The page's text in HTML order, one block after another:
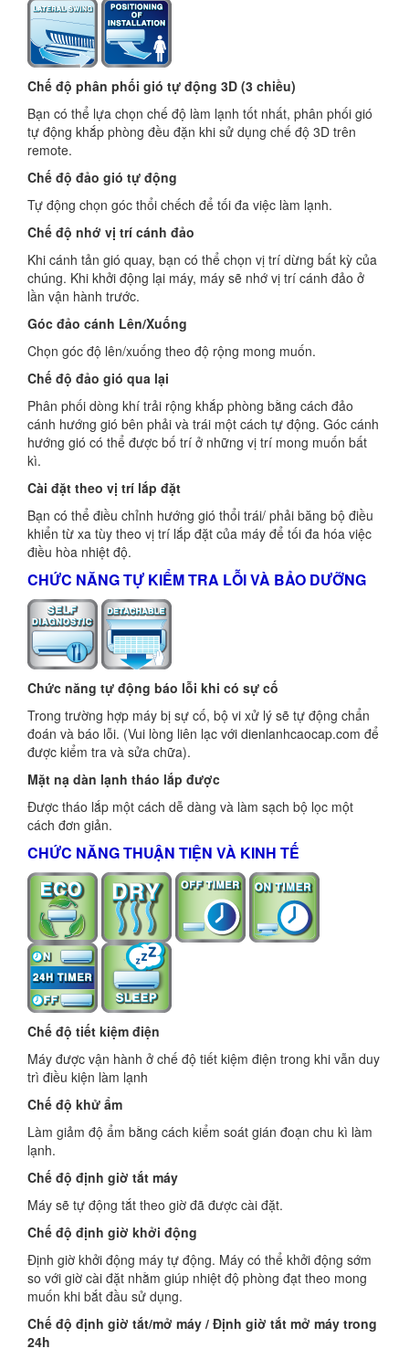
Chế độ phân phối gió tự động 3D (3 chiều)
Bạn có thể lựa chọn chế độ làm lạnh tốt nhất, phân phối gió
tự động khắp phòng đều đặn khi sử dụng chế độ 3D trên
remote.
Chế độ đảo gió tự động
Tự động chọn góc thổi chếch để tối đa việc làm lạnh.
Chế độ nhớ vị trí cánh đảo
Khi cánh tản gió quay, bạn có thể chọn vị trí dừng bất kỳ của
chúng. Khi khởi động lại máy, máy sẽ nhớ vị trí cánh đảo ở
lần vận hành trước.
Góc đảo cánh Lên/Xuống
Chọn góc độ lên/xuống theo độ rộng mong muốn.
Chế độ đảo gió qua lại
Phân phối dòng khí trải rộng khắp phòng bằng cách đảo
cánh hướng gió bên phải và trái một cách tự động. Góc cánh
hướng gió có thể được bố trí ở những vị trí mong muốn bất
kì.
Cài đặt theo vị trí lắp đặt
Bạn có thể điều chỉnh hướng gió thổi trái/ phải băng bộ điều
khiển từ xa tùy theo vị trí lắp đặt của máy để tối đa hóa việc
điều hòa nhiệt độ.
CHỨC NĂNG TỰ KIỂM TRA LỖI VÀ BẢO DƯỠNG
Chức năng tự động báo lỗi khi có sự cố
Trong trường hợp máy bị sự cố, bộ vi xử lý sẽ tự động chẩn
đoán và báo lỗi. (Vui lòng liên lạc với dienlanhcaocap.com để
được kiểm tra và sửa chữa).
Mặt nạ dàn lạnh tháo lắp được
Được tháo lắp một cách dễ dàng và làm sạch bộ lọc một
cách đơn giản.
CHỨC NĂNG THUẬN TIỆN VÀ KINH TẾ
Chế độ tiết kiệm điện
Máy được vận hành ở chế độ tiết kiệm điện trong khi vẫn duy
trì điều kiện làm lạnh
Chế độ khử ẩm
Làm giảm độ ẩm bằng cách kiểm soát gián đoạn chu kì làm
lạnh.
Chế độ định giờ tắt máy
Máy sẽ tự động tắt theo giờ đã được cài đặt.
Chế độ định giờ khởi động
Định giờ khởi động máy tự động. Máy có thể khởi động sớm
so với giờ cài đặt nhằm giúp nhiệt độ phòng đạt theo mong
muốn khi bắt đầu sử dụng.
Chế độ định giờ tắt/mở máy / Định giờ tắt mở máy trong
24h